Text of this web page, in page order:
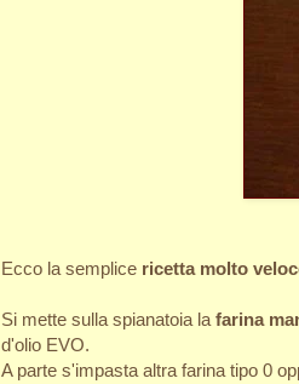
Ecco la semplice ricetta molto
Si mette sulla spianatoia la farina
d'olio EVO.
A parte s'impasta altra farina tipo 0